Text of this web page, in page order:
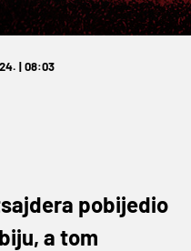
| 08:03
pobijedio
a tom